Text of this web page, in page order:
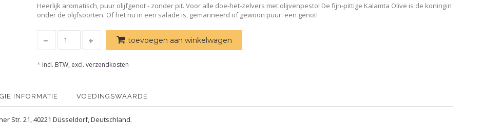
Heerlijk aromatisch, puur olijfgenot - zonder pit. Voor alle doe-het-zelvers met olijvenpesto! De fijn-pittige Kalamta Olive is de koningin
onder de olijfsoorten. Of het nu in een salade is, gemarineerd of gewoon puur: een genot!
toevoegen aan winkelwagen
* incl. BTW, excl. verzendkosten
INFORMATIE VOEDINGSWAARDE
Str. 21, 40221 Düsseldorf, Deutschland.